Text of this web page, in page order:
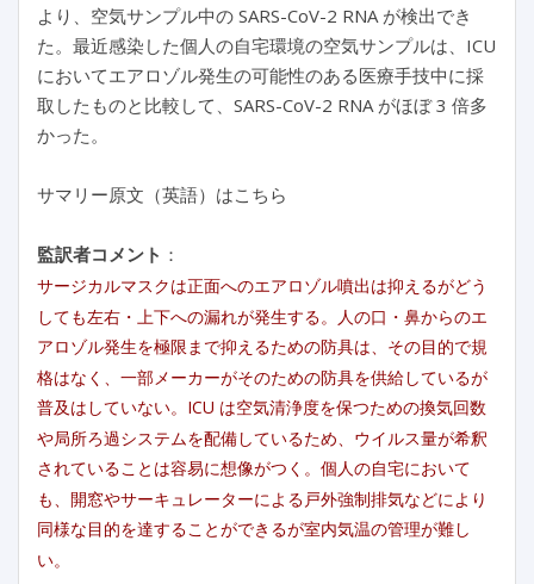
より、空気サンプル中の SARS-CoV-2 RNA が検出でき
た。最近感染した個人の自宅環境の空気サンプルは、ICU
においてエアロゾル発生の可能性のある医療手技中に採
取したものと比較して、SARS-CoV-2 RNA がほぼ 3 倍多
かった。
サマリー原文（英語）はこちら
監訳者コメント ：
サージカルマスクは正面へのエアロゾル噴出は抑えるがどう
しても左右・上下への漏れが発生する。人の口・鼻からのエ
アロゾル発生を極限まで抑えるための防具は、その目的で規
格はなく、一部メーカーがそのための防具を供給しているが
普及はしていない。ICU は空気清浄度を保つための換気回数
や局所ろ過システムを配備しているため、ウイルス量が希釈
されていることは容易に想像がつく。個人の自宅において
も、開窓やサーキュレーターによる戸外強制排気などにより
同様な目的を達することができるが室内気温の管理が難し
い。